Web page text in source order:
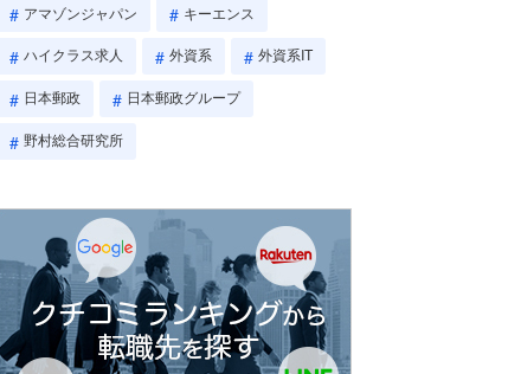
アマゾンジャパン キーエンス
ハイクラス求人 外資系 外資系IT
日本郵政 日本郵政グループ
野村総合研究所